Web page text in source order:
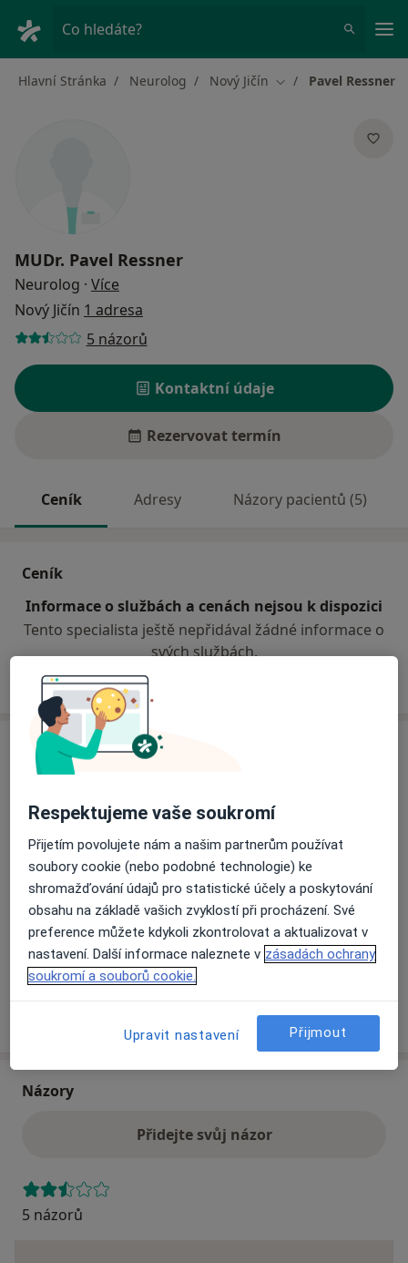
Co hledáte?
Hlavní Stránka Neurolog Nový Jičín Změna města
Pavel Ressner
MUDr. Pavel Ressner
Neurolog · Více
Nový Jičín 1 adresa
5 názorů
Kontaktní údaje
Rezervovat termín
Ceník Adresy Názory pacientů (5)
Ceník
Informace o službách a cenách nejsou k dispozici
Tento specialista ještě nepřidával žádné informace o
svých službách.
Adresa
K Nemocnici 775/76, Nový Jičín741 01
Přiblížit mapuse otevře v nové záložce
Dostupnost
Na této adrese online kalendář není aktivní
Co mám v takové situaci udělat?
Názory
Přidejte svůj názor
5 názorů
Respektujeme vaše soukromí
Přijetím povolujete nám a našim partnerům používat
soubory cookie (nebo podobné technologie) ke
shromažďování údajů pro statistické účely a poskytování
obsahu na základě vašich zvyklostí při procházení. Své
preference můžete kdykoli zkontrolovat a aktualizovat v
nastavení. Další informace naleznete v zásadách ochrany
soukromí a souborů cookie.
Upravit nastavení Přijmout